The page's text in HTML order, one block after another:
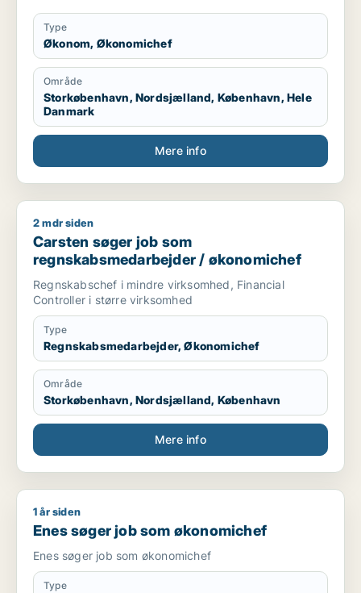
Type
Økonom, Økonomichef
Område
Storkøbenhavn, Nordsjælland, København, Hele
Danmark
Mere info
Carsten søger job som regnskabsmedarbejder /
2 mdr siden
Carsten søger job som
regnskabsmedarbejder / økonomichef
Regnskabschef i mindre virksomhed, Financial
Controller i større virksomhed
Type
Regnskabsmedarbejder, Økonomichef
Område
Storkøbenhavn, Nordsjælland, København
Mere info
Enes søger job som økonomichef
1 år siden
Enes søger job som økonomichef
Enes søger job som økonomichef
Type